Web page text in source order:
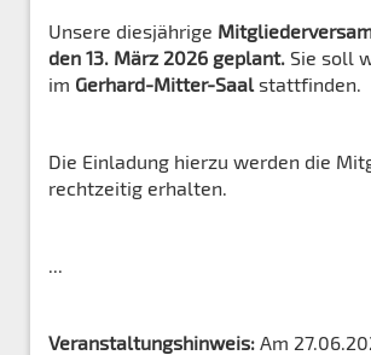
Unsere diesjährige
den 13. März 2026 geplant. Sie soll
im Gerhard-Mitter-Saal stattfinden.
Die Einladung hierzu werden die
rechtzeitig erhalten.
Veranstaltungshinweis: Am